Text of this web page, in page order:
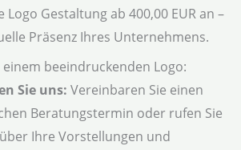
Gestaltung ab 400,00 EUR an –
Präsenz Ihres Unternehmens.
einem beeindruckenden Logo:
Sie uns: Vereinbaren Sie einen
Beratungstermin oder rufen Sie
Ihre Vorstellungen und